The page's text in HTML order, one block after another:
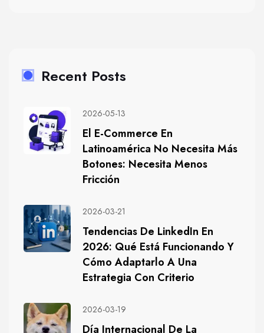
Recent Posts
2026-05-13
El E-Commerce En
Latinoamérica No Necesita Más
Botones: Necesita Menos
Fricción
2026-03-21
Tendencias De LinkedIn En
2026: Qué Está Funcionando Y
Cómo Adaptarlo A Una
Estrategia Con Criterio
2026-03-19
Día Internacional De La